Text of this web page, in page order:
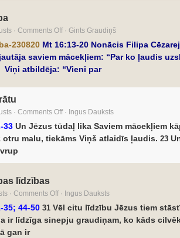
· Comments Off · Gints Graudiņš
230820 Mt 16:13-20 Nonācis Filipa
saviem mācekļiem: “Par ko ļaudis
atbildēja: “Vieni par
· Comments Off · Ingus Dauksts
33 Un Jēzus tūdaļ lika Saviem mācekļiem
malu, tiekāms Viņš atlaidīs ļaudis. 23
līdzības
· Comments Off · Ingus Dauksts
35; 44-50 31Vēl citu līdzību Jēzus tiem
ir līdzīga sinepju graudiņam, ko kāds
gan ir